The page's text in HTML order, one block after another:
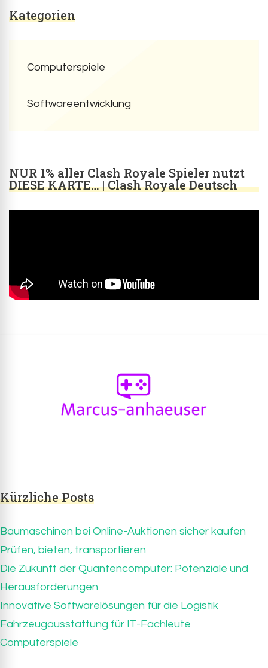
Kategorien
Computerspiele
Softwareentwicklung
NUR 1% aller Clash Royale Spieler nutzt
DIESE KARTE… | Clash Royale Deutsch
Kürzliche Posts
Baumaschinen bei Online-Auktionen sicher kaufen
Prüfen, bieten, transportieren
Die Zukunft der Quantencomputer: Potenziale und
Herausforderungen
Innovative Softwarelösungen für die Logistik
Fahrzeugausstattung für IT-Fachleute
Computerspiele